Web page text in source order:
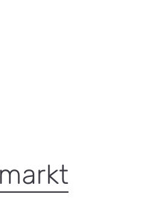
- zur Startseite